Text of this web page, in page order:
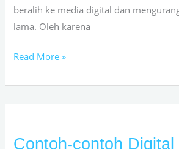
beralih ke media digital dan
lama. Oleh karena
Read More »
Contoh-contoh Digital
Contoh-